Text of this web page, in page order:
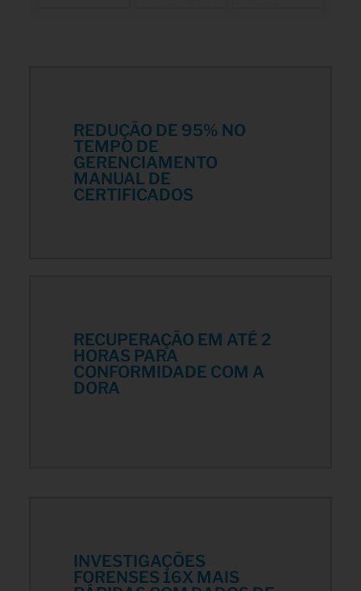
REDUÇÃO DE 95% NO
TEMPO DE
GERENCIAMENTO
MANUAL DE
CERTIFICADOS
RECUPERAÇÃO EM ATÉ 2
HORAS PARA
CONFORMIDADE COM A
DORA
INVESTIGAÇÕES
FORENSES 16X MAIS